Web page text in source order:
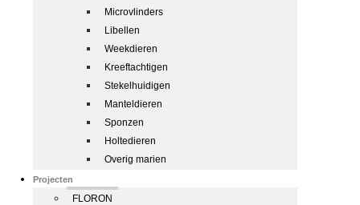
Microvlinders
Libellen
Weekdieren
Kreeftachtigen
Stekelhuidigen
Manteldieren
Sponzen
Holtedieren
Overig marien
Projecten
FLORON